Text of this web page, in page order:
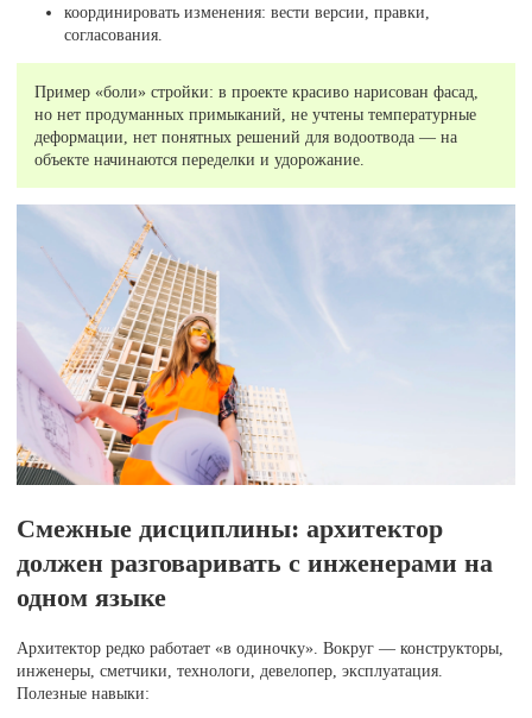
координировать изменения: вести версии, правки,
согласования.
Пример «боли» стройки: в проекте красиво нарисован фасад,
но нет продуманных примыканий, не учтены температурные
деформации, нет понятных решений для водоотвода — на
объекте начинаются переделки и удорожание.
Смежные дисциплины: архитектор
должен разговаривать с инженерами на
одном языке
Архитектор редко работает «в одиночку». Вокруг — конструкторы,
инженеры, сметчики, технологи, девелопер, эксплуатация.
Полезные навыки: